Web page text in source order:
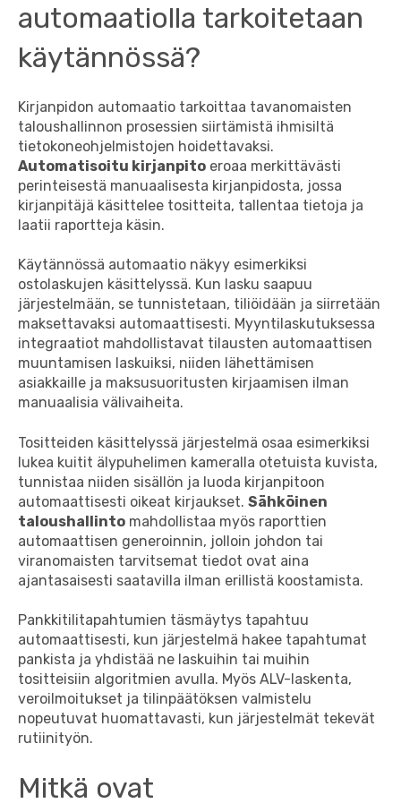
automaatiolla tarkoitetaan
käytännössä?
Kirjanpidon automaatio tarkoittaa tavanomaisten
taloushallinnon prosessien siirtämistä ihmisiltä
tietokoneohjelmistojen hoidettavaksi.
Automatisoitu kirjanpito eroaa merkittävästi
perinteisestä manuaalisesta kirjanpidosta, jossa
kirjanpitäjä käsittelee tositteita, tallentaa tietoja ja
laatii raportteja käsin.
Käytännössä automaatio näkyy esimerkiksi
ostolaskujen käsittelyssä. Kun lasku saapuu
järjestelmään, se tunnistetaan, tiliöidään ja siirretään
maksettavaksi automaattisesti. Myyntilaskutuksessa
integraatiot mahdollistavat tilausten automaattisen
muuntamisen laskuiksi, niiden lähettämisen
asiakkaille ja maksusuoritusten kirjaamisen ilman
manuaalisia välivaiheita.
Tositteiden käsittelyssä järjestelmä osaa esimerkiksi
lukea kuitit älypuhelimen kameralla otetuista kuvista,
tunnistaa niiden sisällön ja luoda kirjanpitoon
automaattisesti oikeat kirjaukset. Sähköinen
taloushallinto mahdollistaa myös raporttien
automaattisen generoinnin, jolloin johdon tai
viranomaisten tarvitsemat tiedot ovat aina
ajantasaisesti saatavilla ilman erillistä koostamista.
Pankkitilitapahtumien täsmäytys tapahtuu
automaattisesti, kun järjestelmä hakee tapahtumat
pankista ja yhdistää ne laskuihin tai muihin
tositteisiin algoritmien avulla. Myös ALV-laskenta,
veroilmoitukset ja tilinpäätöksen valmistelu
nopeutuvat huomattavasti, kun järjestelmät tekevät
rutiinityön.
Mitkä ovat